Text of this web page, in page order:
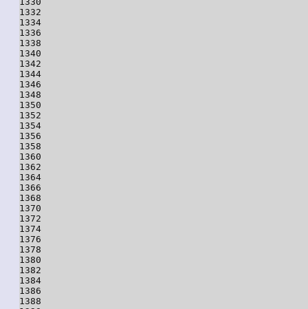
1332
1334
1336
1338
1340
1342
1344
1346
1348
1350
1352
1354
1356
1358
1360
1362
1364
1366
1368
1370
1372
1374
1376
1378
1380
1382
1384
1386
1388